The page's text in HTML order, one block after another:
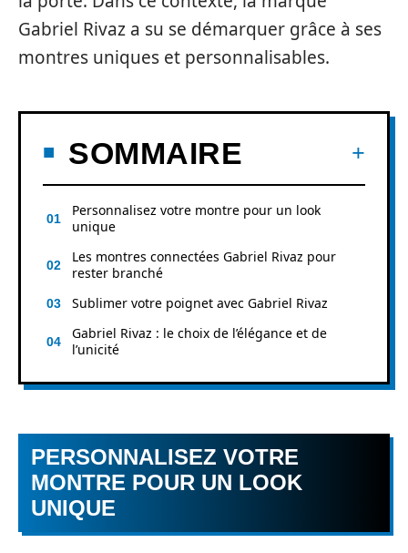
Gabriel Rivaz a su se démarquer grâce à ses
montres uniques et personnalisables.
SOMMAIRE
Personnalisez votre montre pour un look
unique
Les montres connectées Gabriel Rivaz pour
rester branché
Sublimer votre poignet avec Gabriel Rivaz
Gabriel Rivaz : le choix de l’élégance et de
l’unicité
PERSONNALISEZ VOTRE
MONTRE POUR UN LOOK
UNIQUE